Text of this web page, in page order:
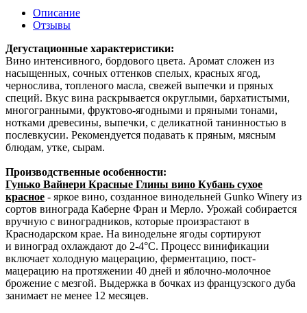
Описание
Отзывы
Дегустационные характеристики:
Вино интенсивного, бордового цвета. Аромат сложен из
насыщенных, сочных оттенков спелых, красных ягод,
чернослива, топленого масла, свежей выпечки и пряных
специй. Вкус вина раскрывается округлыми, бархатистыми,
многогранными, фруктово-ягодными и пряными тонами,
нотками древесины, выпечки, с деликатной танинностью в
послевкусии. Рекомендуется подавать к пряным, мясным
блюдам, утке, сырам.
Производственные особенности:
Гунько Вайнери Красные Глины вино Кубань сухое
красное - яркое вино, созданное винодельней Gunko Winery из
сортов винограда Каберне Фран и Мерло. Урожай собирается
вручную с виноградников, которые произрастают в
Краснодарском крае. На винодельне ягоды сортируют
и виноград охлаждают до 2-4°С. Процесс винификации
включает холодную мацерацию, ферментацию, пост-
мацерацию на протяжении 40 дней и яблочно-молочное
брожение с мезгой. Выдержка в бочках из французского дуба
занимает не менее 12 месяцев.